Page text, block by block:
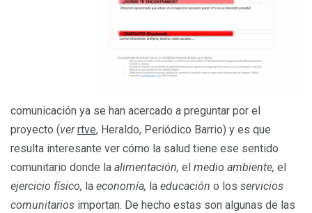
comunicación ya se han acercado a preguntar por el
proyecto (ver rtve, Heraldo, Periódico Barrio) y es que
resulta interesante ver cómo la salud tiene ese sentido
comunitario donde la alimentación, el medio ambiente, el
ejercicio físico, la economía, la educación o los servicios
comunitarios importan. De hecho estas son algunas de las